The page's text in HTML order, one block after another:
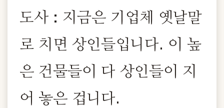
도사 : 지금은 기업체 옛날말
로 치면 상인들입니다. 이 높
은 건물들이 다 상인들이 지
어 놓은 겁니다.